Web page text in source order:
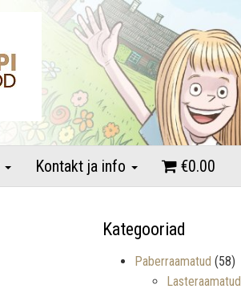
Kontakt ja info €0.00
Kategooriad
Paberraamatud (58)
Lasteraamatud